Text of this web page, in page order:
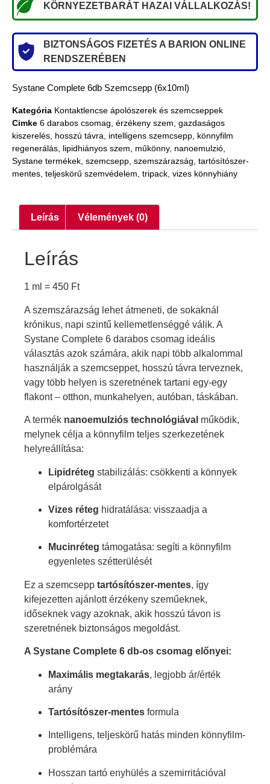
KÖRNYEZETBARÁT HAZAI VÁLLALKOZÁS!
BIZTONSÁGOS FIZETÉS A BARION ONLINE
RENDSZERÉBEN
Systane Complete 6db Szemcsepp (6x10ml)
Kategória Kontaktlencse ápolószerek és szemcseppek
Cimke 6 darabos csomag érzékeny szem gazdaságos
kiszerelés hosszú távra intelligens szemcsepp könnyfilm
regenerálás lipidhiányos szem műkönny, nanoemulzió
Systane termékek szemcsepp szemszárazság tartósítószer-
mentes teljeskörű szemvédelem tripack vizes könnyhiány
Leírás Vélemények (0)
Leírás
1 ml = 450 Ft
A szemszárazság lehet átmeneti, de sokaknál
krónikus, napi szintű kellemetlenséggé válik. A
Systane Complete 6 darabos csomag ideális
választás azok számára, akik napi több alkalommal
használják a szemcseppet, hosszú távra terveznek,
vagy több helyen is szeretnének tartani egy-egy
flakont – otthon, munkahelyen, autóban, táskában.
A termék nanoemulziós technológiával működik,
melynek célja a könnyfilm teljes szerkezetének
helyreállítása:
Lipidréteg stabilizálás: csökkenti a könnyek
elpárolgását
Vizes réteg hidratálása: visszaadja a
komfortérzetet
Mucinréteg támogatása: segíti a könnyfilm
egyenletes szétterülését
Ez a szemcsepp tartósítószer-mentes, így
kifejezetten ajánlott érzékeny szeműeknek,
időseknek vagy azoknak, akik hosszú távon is
szeretnének biztonságos megoldást.
A Systane Complete 6 db-os csomag előnyei:
Maximális megtakarás, legjobb ár/érték
arány
Tartósítószer-mentes formula
Intelligens, teljeskörű hatás minden könnyfilm-
problémára
Hosszan tartó enyhülés a szemirritációval